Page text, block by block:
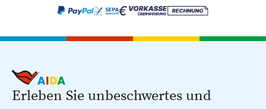
Erleben Sie unbeschwertes und